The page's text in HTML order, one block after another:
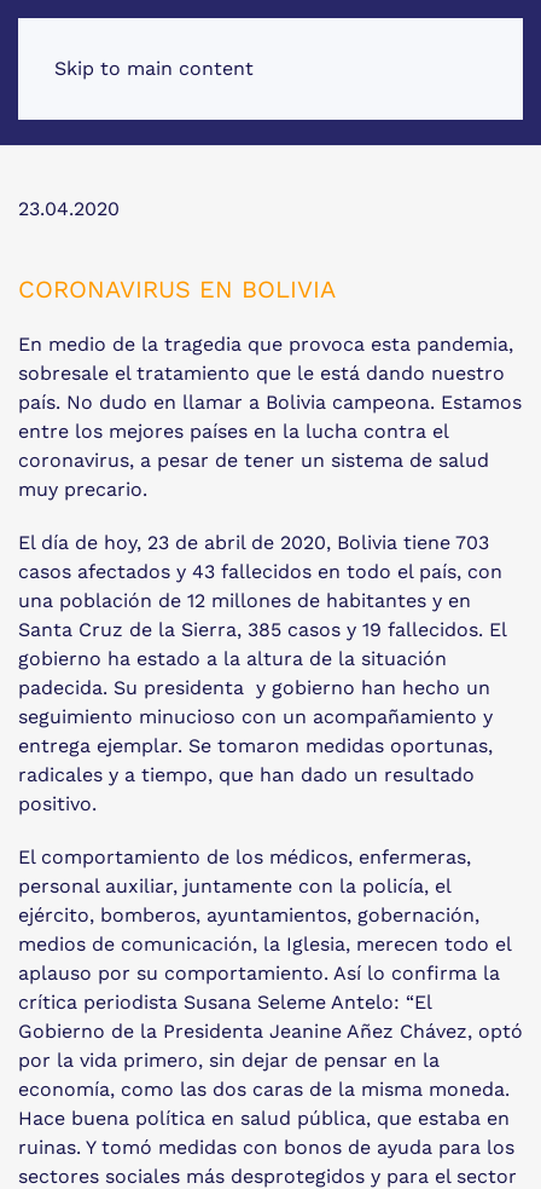
Skip to main content
23.04.2020
CORONAVIRUS EN BOLIVIA
En medio de la tragedia que provoca esta pandemia,
sobresale el tratamiento que le está dando nuestro
país. No dudo en llamar a Bolivia campeona. Estamos
entre los mejores países en la lucha contra el
coronavirus, a pesar de tener un sistema de salud
muy precario.
El día de hoy, 23 de abril de 2020, Bolivia tiene 703
casos afectados y 43 fallecidos en todo el país, con
una población de 12 millones de habitantes y en
Santa Cruz de la Sierra, 385 casos y 19 fallecidos. El
gobierno ha estado a la altura de la situación
padecida. Su presidenta y gobierno han hecho un
seguimiento minucioso con un acompañamiento y
entrega ejemplar. Se tomaron medidas oportunas,
radicales y a tiempo, que han dado un resultado
positivo.
El comportamiento de los médicos, enfermeras,
personal auxiliar, juntamente con la policía, el
ejército, bomberos, ayuntamientos, gobernación,
medios de comunicación, la Iglesia, merecen todo el
aplauso por su comportamiento. Así lo confirma la
crítica periodista Susana Seleme Antelo: “El
Gobierno de la Presidenta Jeanine Añez Chávez, optó
por la vida primero, sin dejar de pensar en la
economía, como las dos caras de la misma moneda.
Hace buena política en salud pública, que estaba en
ruinas. Y tomó medidas con bonos de ayuda para los
sectores sociales más desprotegidos y para el sector